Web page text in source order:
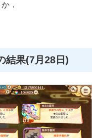
．
果(7月28日)